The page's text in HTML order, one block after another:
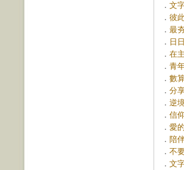
． 文
． 彼
． 最
． 日
． 在
． 青
． 數
． 分
． 逆
． 信
． 愛
． 陪
． 不
． 文